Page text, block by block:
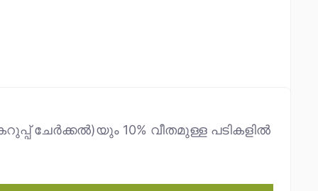
ചേർക്കൽ)യും 10% വീതമുള്ള പടികളിൽ